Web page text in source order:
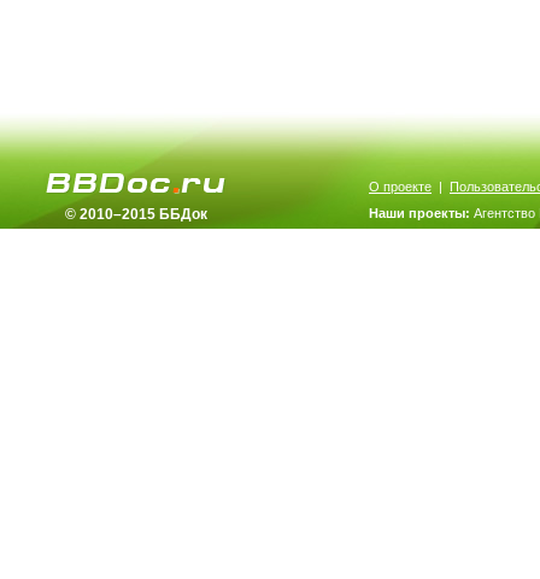
© 2010–2015 ББДок
О проекте |
Наши проекты: